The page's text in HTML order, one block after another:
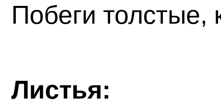
Побеги
Листья: